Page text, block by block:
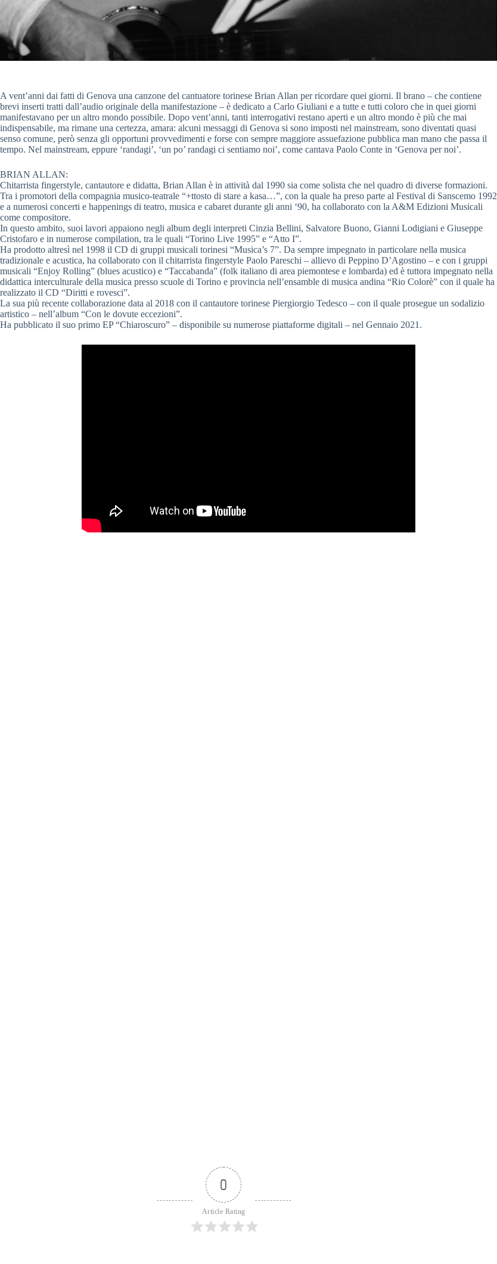
A vent’anni dai fatti di Genova una canzone del cantuatore torinese Brian Allan per ricordare quei giorni. Il brano – che contiene
brevi inserti tratti dall’audio originale della manifestazione – è dedicato a Carlo Giuliani e a tutte e tutti coloro che in quei giorni
manifestavano per un altro mondo possibile. Dopo vent’anni, tanti interrogativi restano aperti e un altro mondo è più che mai
indispensabile, ma rimane una certezza, amara: alcuni messaggi di Genova si sono imposti nel mainstream, sono diventati quasi
senso comune, però senza gli opportuni provvedimenti e forse con sempre maggiore assuefazione pubblica man mano che passa il
tempo. Nel mainstream, eppure ‘randagi’, ‘un po’ randagi ci sentiamo noi’, come cantava Paolo Conte in ‘Genova per noi’.
BRIAN ALLAN:
Chitarrista fingerstyle, cantautore e didatta, Brian Allan è in attività dal 1990 sia come solista che nel quadro di diverse formazioni.
Tra i promotori della compagnia musico-teatrale “+ttosto di stare a kasa…”, con la quale ha preso parte al Festival di Sanscemo 1992
e a numerosi concerti e happenings di teatro, musica e cabaret durante gli anni ‘90, ha collaborato con la A&M Edizioni Musicali
come compositore.
In questo ambito, suoi lavori appaiono negli album degli interpreti Cinzia Bellini, Salvatore Buono, Gianni Lodigiani e Giuseppe
Cristofaro e in numerose compilation, tra le quali “Torino Live 1995” e “Atto I”.
Ha prodotto altresì nel 1998 il CD di gruppi musicali torinesi “Musica’s 7”. Da sempre impegnato in particolare nella musica
tradizionale e acustica, ha collaborato con il chitarrista fingerstyle Paolo Pareschi – allievo di Peppino D’Agostino – e con i gruppi
musicali “Enjoy Rolling” (blues acustico) e “Taccabanda” (folk italiano di area piemontese e lombarda) ed è tuttora impegnato nella
didattica interculturale della musica presso scuole di Torino e provincia nell’ensamble di musica andina “Rio Colorè” con il quale ha
realizzato il CD “Diritti e rovesci”.
La sua più recente collaborazione data al 2018 con il cantautore torinese Piergiorgio Tedesco – con il quale prosegue un sodalizio
artistico – nell’album “Con le dovute eccezioni”.
Ha pubblicato il suo primo EP “Chiaroscuro” – disponibile su numerose piattaforme digitali – nel Gennaio 2021.
0
Article Rating